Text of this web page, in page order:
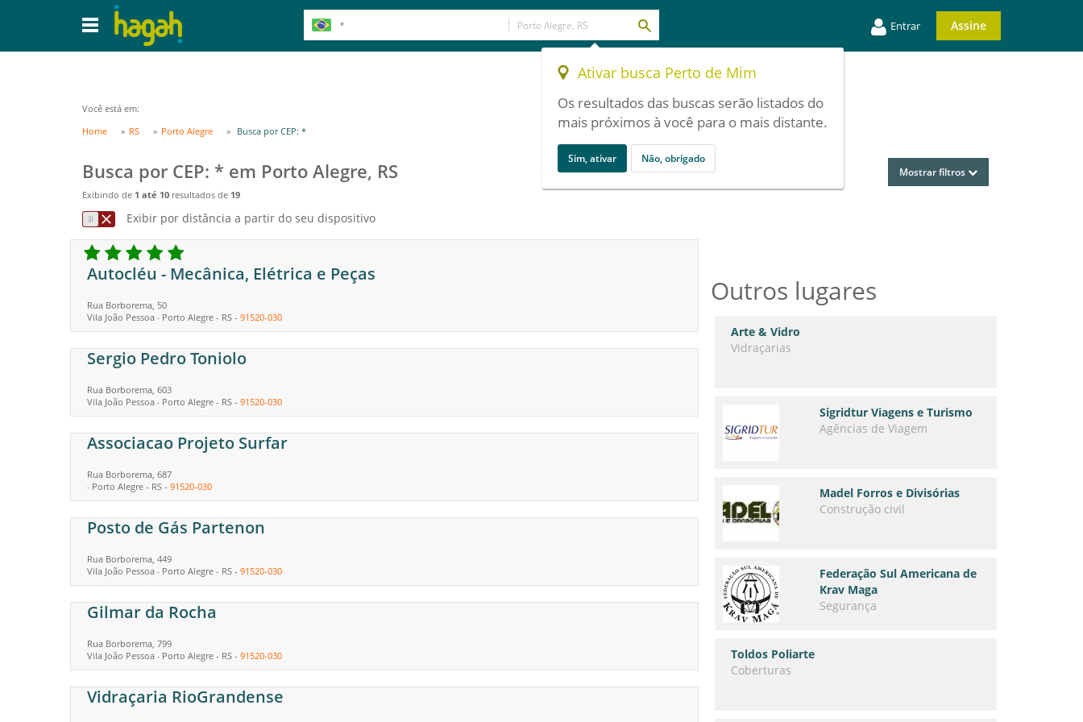
Entrar Assine
Ativar busca Perto de Mim
Os resultados das buscas serão listados do
mais próximos à você para o mais distante.
Sim, ativar Não, obrigado
Você está em:
Home
RS Porto Alegre Busca por CEP: *
Busca por CEP: * em Porto Alegre, RS
Exibindo de 1 até 10 resultados de 19
Mostrar filtros
Exibir por distância a partir do seu dispositivo
Autocléu - Mecânica, Elétrica e Peças
Rua Borborema, 50
Vila João Pessoa - Porto Alegre - RS - 91520-030
Sergio Pedro Toniolo
Rua Borborema, 603
Vila João Pessoa - Porto Alegre - RS - 91520-030
Associacao Projeto Surfar
Rua Borborema, 687
- Porto Alegre - RS - 91520-030
Posto de Gás Partenon
Rua Borborema, 449
Vila João Pessoa - Porto Alegre - RS - 91520-030
Gilmar da Rocha
Rua Borborema, 799
Vila João Pessoa - Porto Alegre - RS - 91520-030
Vidraçaria RioGrandense
Outros lugares
Arte & Vidro
Vidraçarias
Sigridtur Viagens e Turismo
Agências de Viagem
Madel Forros e Divisórias
Construção civil
Federação Sul Americana de
Krav Maga
Segurança
Toldos Poliarte
Coberturas